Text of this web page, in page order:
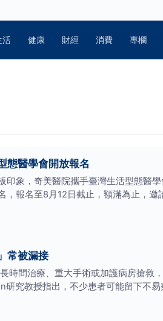
活 健康 財經 消費 專欄
態醫學會開放報名
象，奇美醫院攜手臺灣生活型態醫
報名至8月12日截止，額滿為止，
常被漏接
時間治療、重大手術或加護病房搶救
究教授指出，不少患者可能留下不